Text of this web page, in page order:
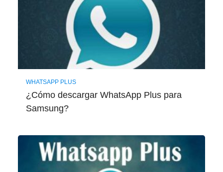
WHATSAPP PLUS
¿Cómo descargar WhatsApp Plus para
Samsung?